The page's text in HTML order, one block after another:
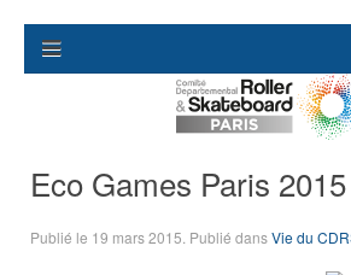
Eco Games Paris 2015
Publié le 19 mars 2015 . Publié dansVie du